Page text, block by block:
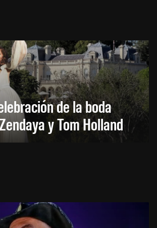
de la boda
y Tom Holland